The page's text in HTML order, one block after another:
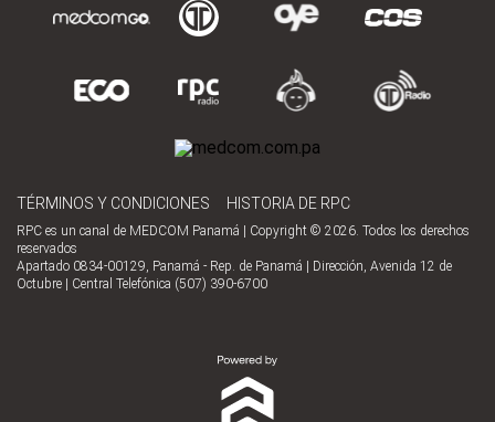
TÉRMINOS Y CONDICIONES HISTORIA DE RPC
RPC es un canal de MEDCOM Panamá | Copyright © 2026. Todos los derechos
reservados
Apartado 0834-00129, Panamá - Rep. de Panamá | Dirección, Avenida 12 de
Octubre | Central Telefónica (507) 390-6700